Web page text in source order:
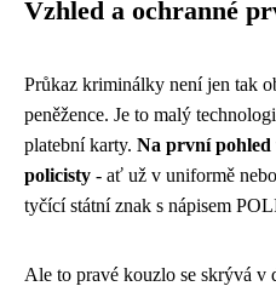
Vzhled a ochranné
Průkaz kriminálky není jen tak
peněžence. Je to malý
platební karty. Na první pohled
policisty - ať už v uniformě
tyčící státní znak s nápisem
Ale to pravé kouzlo se skrývá v